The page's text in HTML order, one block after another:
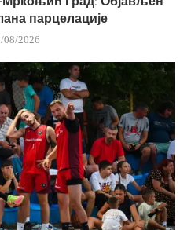
парцелације
08/2026